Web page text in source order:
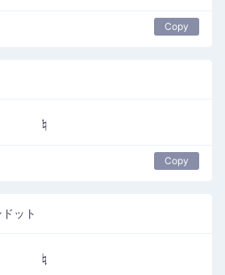
Copy
𝄮
Copy
ット
𝄯